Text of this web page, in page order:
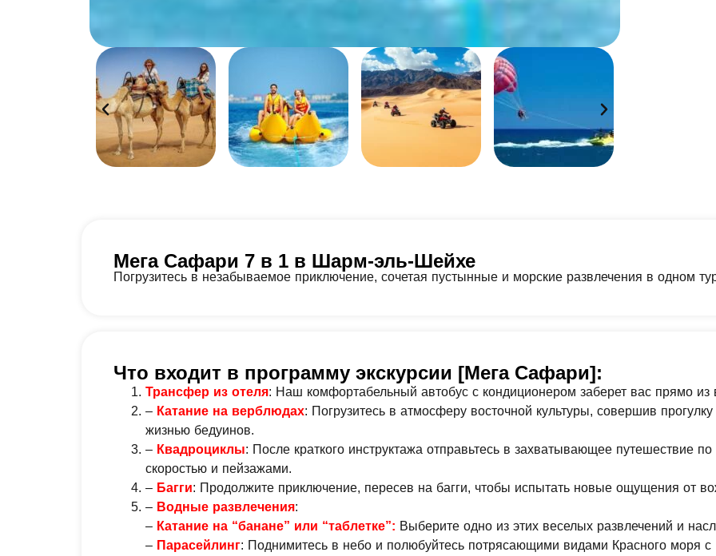
Мега Сафари 7 в 1 в Шарм-эль-Шейхе
Погрузитесь в незабываемое приключение, сочетая пустынные и морские развлечения в одном
Что входит в программу экскурсии [Мега Сафари]:
Трансфер из отеля: Наш комфортабельный автобус с кондиционером заберет вас прямо
– Катание на верблюдах: Погрузитесь в атмосферу восточной культуры, совершив
жизнью бедуинов.
– Квадроциклы: После краткого инструктажа отправьтесь в захватывающее путешествие
скоростью и пейзажами.
– Багги: Продолжите приключение, пересев на багги, чтобы испытать новые ощущения от
– Водные развлечения:
– Катание на “банане” или “таблетке”: Выберите одно из этих веселых развлечений и
– Парасейлинг: Поднимитесь в небо и полюбуйтесь потрясающими видами Красного моря с